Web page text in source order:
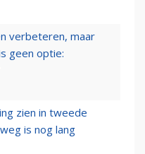
verbeteren, maar
geen optie:
zien in tweede
is nog lang